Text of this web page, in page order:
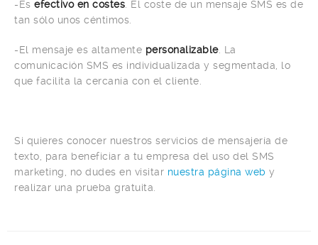
-Es efectivo en costes. El coste de un mensaje SMS es de
tan sólo unos céntimos.
-El mensaje es altamente personalizable. La
comunicación SMS es individualizada y segmentada, lo
que facilita la cercanía con el cliente.
Si quieres conocer nuestros servicios de mensajería de
texto, para beneficiar a tu empresa del uso del SMS
marketing, no dudes en visitar nuestra página web y
realizar una prueba gratuita.